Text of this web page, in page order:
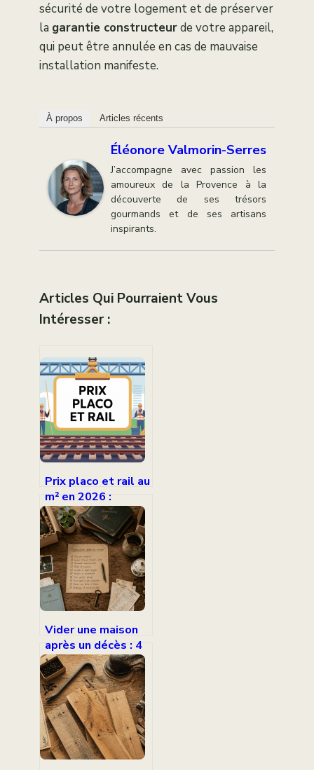
sécurité de votre logement et de préserver
la garantie constructeurde votre appareil,
qui peut être annulée en cas de mauvaise
installation manifeste.
À propos Articles récents
Éléonore Valmorin-Serres
J’accompagne avec passion les
amoureux de la Provence à la
découverte de ses trésors
gourmands et de ses artisans
inspirants.
Articles Qui Pourraient Vous
Intéresser :
Prix placo et rail au
m² en 2026 :
repères fiables et
fourchettes
réalistes
Vider une maison
après un décès : 4
étapes pour éviter
le blocage
successoral